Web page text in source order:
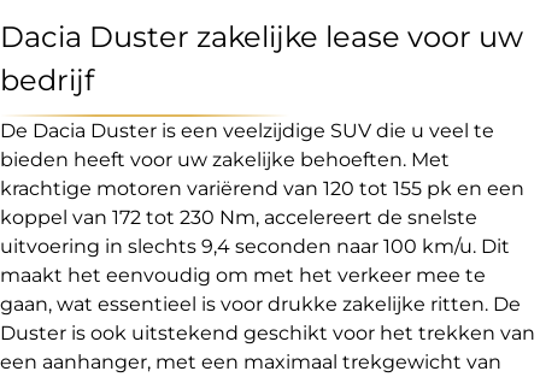
Dacia Duster zakelijke lease voor uw
bedrijf
De Dacia Duster is een veelzijdige SUV die u veel te
bieden heeft voor uw zakelijke behoeften. Met
krachtige motoren variërend van 120 tot 155 pk en een
koppel van 172 tot 230 Nm, accelereert de snelste
uitvoering in slechts 9,4 seconden naar 100 km/u. Dit
maakt het eenvoudig om met het verkeer mee te
gaan, wat essentieel is voor drukke zakelijke ritten. De
Duster is ook uitstekend geschikt voor het trekken van
een aanhanger, met een maximaal trekgewicht van